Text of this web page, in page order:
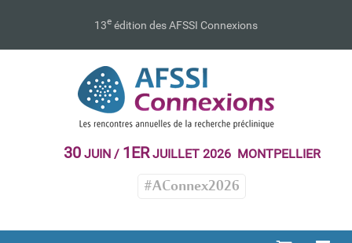
13e édition des AFSSI Connexions
30JUIN / 1ERJUILLET 2026 MONTPELLIER
#AConnex2026